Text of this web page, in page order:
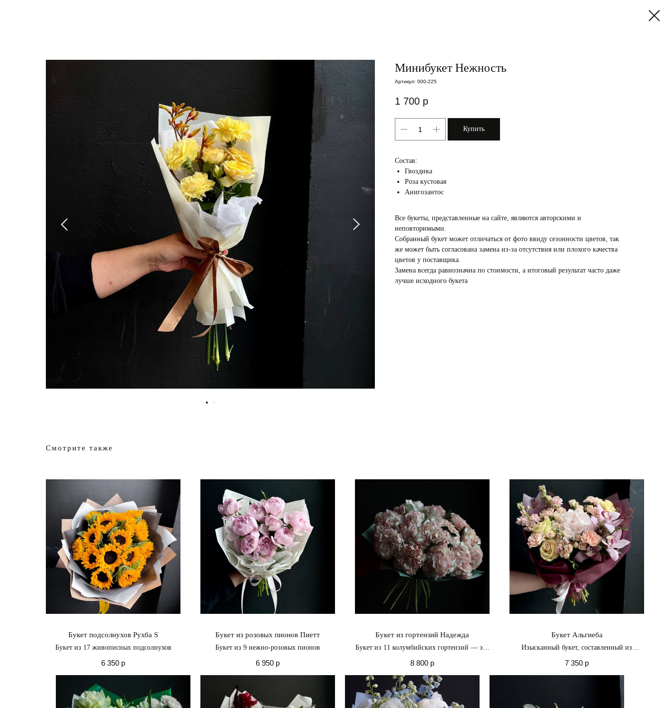
Минибукет Нежность
Артикул: 000-225
1 700 р
Купить
Состав:
Гвоздика
Роза кустовая
Анигозантос
Все букеты, представленные на сайте, являются авторскими и
неповторимыми.
Собранный букет может отличаться от фото ввиду сезонности цветов, так
же может быть согласована замена из-за отсутствия или плохого качества
цветов у поставщика.
Замена всегда равнозначна по стоимости, а итоговый результат часто даже
лучше исходного букета
Смотрите также
Букет подсолнухов Рухба S
Букет из 17 живописных подсолнухов
6 350 р
Букет из розовых пионов Пиетт
Букет из 9 нежно-розовых пионов
6 950 р
Букет из гортензий Надежда
Букет из 11 колумбийских гортензий — это
изысканности, дарующее вам возможность
8 800 р
Букет Альгиеба
Изысканный букет, составленный из
7 350 р